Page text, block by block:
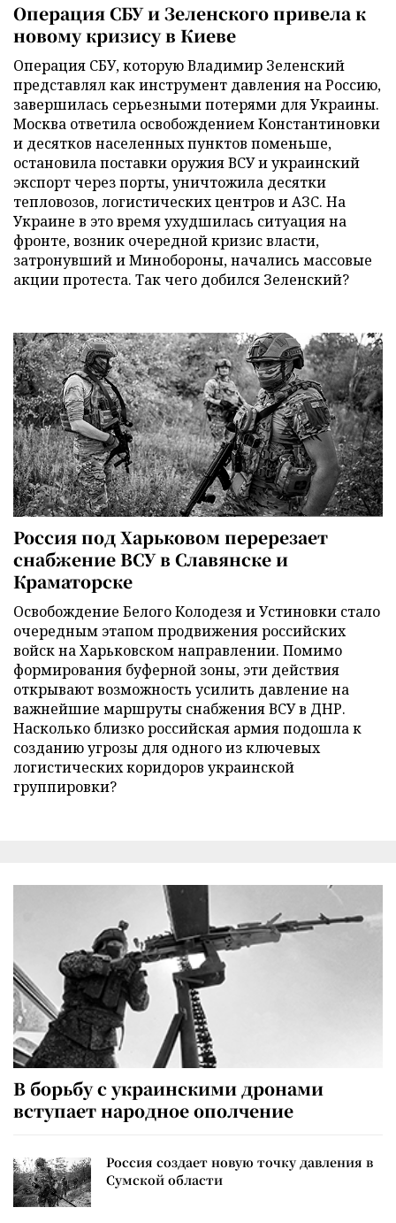
Операция СБУ и Зеленского привела к
новому кризису в Киеве
Операция СБУ, которую Владимир Зеленский
представлял как инструмент давления на Россию,
завершилась серьезными потерями для Украины.
Москва ответила освобождением Константиновки
и десятков населенных пунктов поменьше,
остановила поставки оружия ВСУ и украинский
экспорт через порты, уничтожила десятки
тепловозов, логистических центров и АЗС. На
Украине в это время ухудшилась ситуация на
фронте, возник очередной кризис власти,
затронувший и Минобороны, начались массовые
акции протеста. Так чего добился Зеленский?
Россия под Харьковом перерезает
снабжение ВСУ в Славянске и
Краматорске
Освобождение Белого Колодезя и Устиновки стало
очередным этапом продвижения российских
войск на Харьковском направлении. Помимо
формирования буферной зоны, эти действия
открывают возможность усилить давление на
важнейшие маршруты снабжения ВСУ в ДНР.
Насколько близко российская армия подошла к
созданию угрозы для одного из ключевых
логистических коридоров украинской
группировки?
В борьбу с украинскими дронами
вступает народное ополчение
Россия создает новую точку давления в
Сумской области